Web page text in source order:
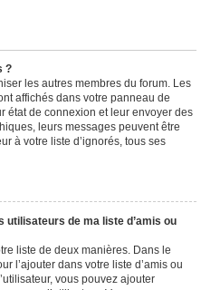
?
les autres membres du forum. Les
affichés dans votre panneau de
état de connexion et leur envoyer des
leurs messages peuvent être
à votre liste d’ignorés, tous ses
de ma liste d’amis ou
liste de deux manières. Dans le
l’ajouter dans votre liste d’amis ou
vous pouvez ajouter